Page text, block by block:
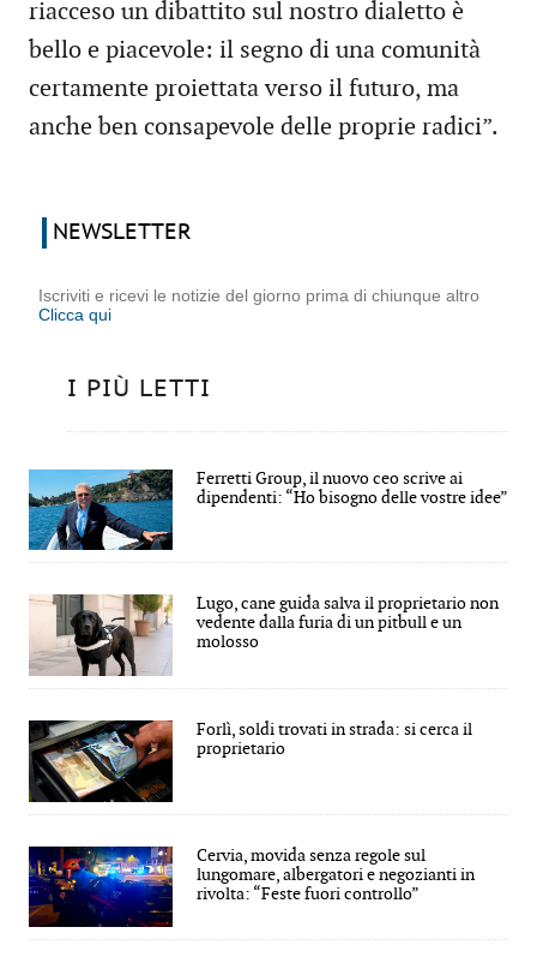
riacceso un dibattito sul nostro dialetto è
bello e piacevole: il segno di una comunità
certamente proiettata verso il futuro, ma
anche ben consapevole delle proprie radici”.
NEWSLETTER
Iscriviti e ricevi le notizie del giorno prima di chiunque altro
Clicca qui
I PIÙ LETTI
Ferretti Group, il nuovo ceo scrive ai
dipendenti: “Ho bisogno delle vostre idee”
Lugo, cane guida salva il proprietario non
vedente dalla furia di un pitbull e un
molosso
Forlì, soldi trovati in strada: si cerca il
proprietario
Cervia, movida senza regole sul
lungomare, albergatori e negozianti in
rivolta: “Feste fuori controllo”